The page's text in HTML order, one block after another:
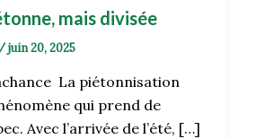
mais divisée
/juin 20, 2025
La piétonnisation
qui prend de
Avec l’arrivée de l’été, […]